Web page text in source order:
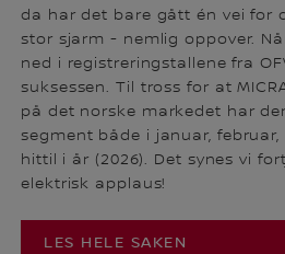
da har det bare gått én vei for
stor sjarm - nemlig oppover.
ned i registreringstallene fra
suksessen. Til tross for at
på det norske markedet har
segment både i januar,
hittil i år (2026). Det synes vi
elektrisk applaus!
LES HELE SAKEN